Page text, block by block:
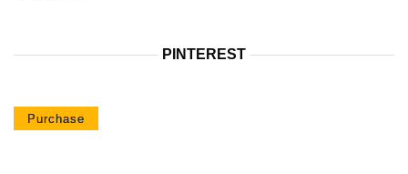
PINTEREST
Purchase